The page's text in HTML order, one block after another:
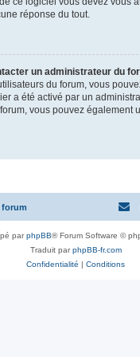
réponse du tout.
un administrateur du
du forum, vous
a été activé par un
vous pouvez également
forum
parphpBB® Forum Software ©
Traduit parphpBB-fr.com
Confidentialité | Conditions